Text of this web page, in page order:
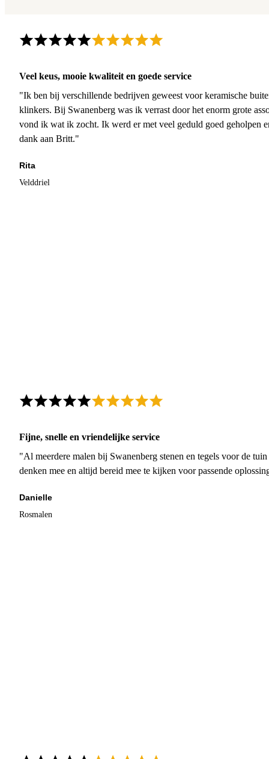
Veel keus, mooie kwaliteit en goede service
"Ik ben bij verschillende bedrijven geweest voor keramische
klinkers. Bij Swanenberg was ik verrast door het enorm grote
vond ik wat ik zocht. Ik werd er met veel geduld goed geholpen
dank aan Britt."
Rita
Velddriel
Fijne, snelle en vriendelijke service
"Al meerdere malen bij Swanenberg stenen en tegels voor de
denken mee en altijd bereid mee te kijken voor passende
Danielle
Rosmalen